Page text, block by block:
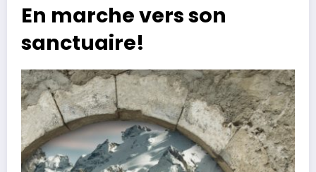
En marche vers son
sanctuaire!